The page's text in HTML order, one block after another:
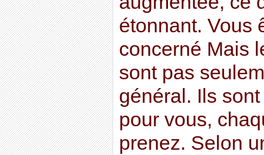
étonnant. Vous
concerné Mais
sont pas
général. Ils
pour vous,
prenez. Selon